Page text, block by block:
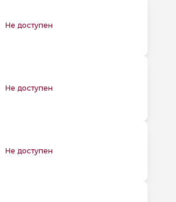
Не доступен
Не доступен
Не доступен